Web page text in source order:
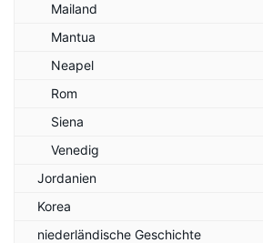
Mailand
Mantua
Neapel
Rom
Siena
Venedig
Jordanien
Korea
niederländische Geschichte